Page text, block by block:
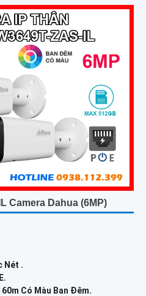
Camera Dahua (6MP)
Nét .
Có Màu Ban Ðêm.